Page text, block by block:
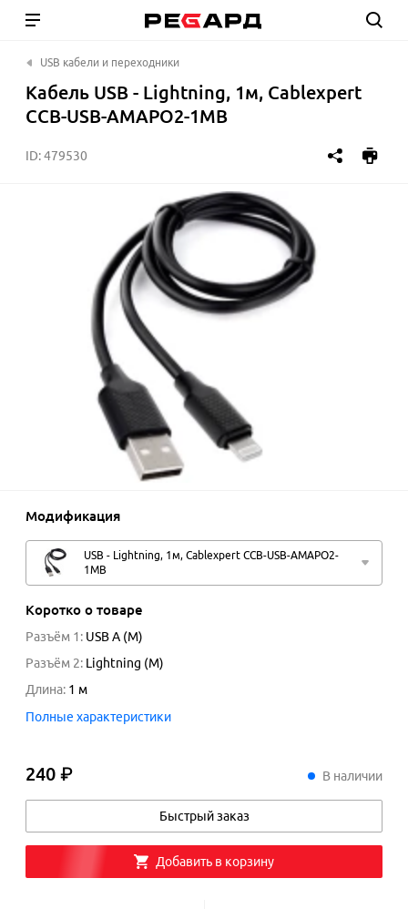
USB кабели и переходники
Кабель USB - Lightning, 1м, Cablexpert
CCB-USB-AMAPO2-1MB
ID:479530
Модификация
USB - Lightning, 1м, Cablexpert CCB-USB-AMAPO2-
1MB
Коротко о товаре
Разъём 1 : USB A (M)
Разъём 2: Lightning (M)
Длина: 1 м
Полные характеристики
240 ₽240 ₽ В наличии
Быстрый заказ
Добавить в корзину